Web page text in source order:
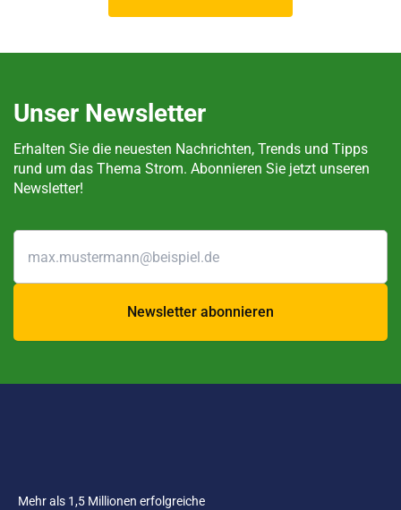
Unser Newsletter
Erhalten Sie die neuesten Nachrichten, Trends und Tipps
rund um das Thema Strom. Abonnieren Sie jetzt unseren
Newsletter!
Newsletter abonnieren
Mehr als 1,5 Millionen erfolgreiche